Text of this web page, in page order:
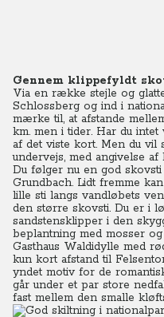
Gennem klippefyldt
Via en række stejle og
Schlossberg og ind i
mærke til, at afstande
km. men i tider. Har du
af det viste kort. Men du
undervejs, med angivelse
Du følger nu en god
Grundbach. Lidt fremme
lille sti langs vandløbets
den større skovsti. Du er i
sandstensklipper i den
beplantning med mosser
Gasthaus Waldidylle med
kun kort afstand til
yndet motiv for de
går under et par store
fast mellem den smalle